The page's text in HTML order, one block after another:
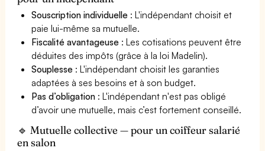
Souscription individuelle : L'indépendant choisit et
paie lui-même sa mutuelle.
Fiscalité avantageuse : Les cotisations peuvent être
déduites des impôts (grâce à la loi Madelin).
Souplesse : L'indépendant choisit les garanties
adaptées à ses besoins et à son budget.
Pas d’obligation : L'indépendant n'est pas obligé
d’avoir une mutuelle, mais c’est fortement conseillé.
🔹 Mutuelle collective — pour un coiffeur salarié
en salon